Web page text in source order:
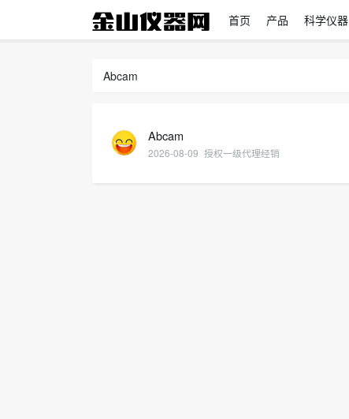
首页 产品 科学仪器
Abcam
Abcam
2026-08-09 授权一级代理经销